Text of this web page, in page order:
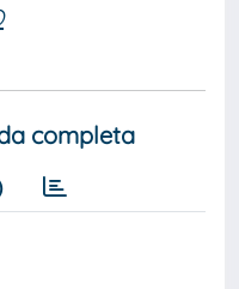
completa